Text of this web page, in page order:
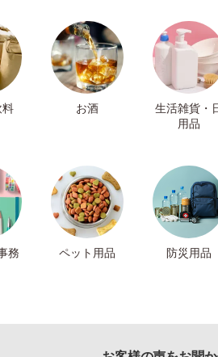
料 お酒
生活雑貨・
用品
務
ペット用品 防災用品